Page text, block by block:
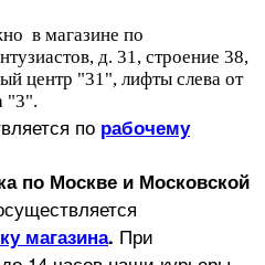
в магазине по
д. 31, строение 38,
центр "31", лифты слева от
"3".
по рабочему
по Москве и Московской
магазина. При